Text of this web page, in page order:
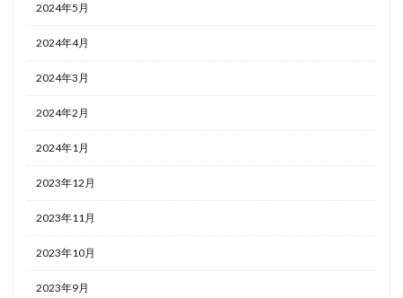
2024年5月
2024年4月
2024年3月
2024年2月
2024年1月
2023年12月
2023年11月
2023年10月
2023年9月